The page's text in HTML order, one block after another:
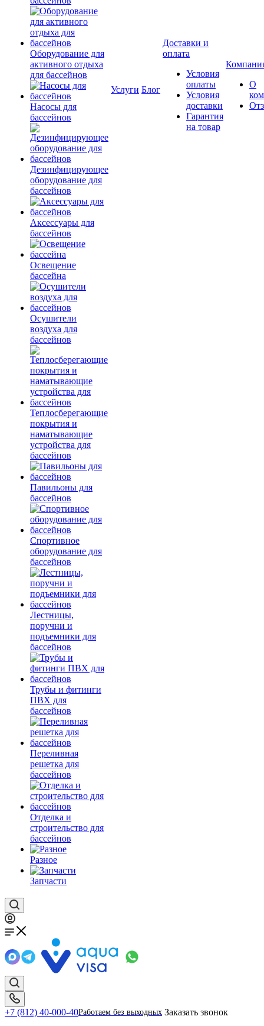
Оборудование для
активного отдыха
для бассейнов
Насосы для
бассейнов
Дезинфицирующее
оборудование для
бассейнов
Аксессуары для
бассейнов
Освещение
бассейна
Осушители
воздуха для
бассейнов
Теплосберегающие
покрытия и
наматывающие
устройства для
бассейнов
Павильоны для
бассейнов
Спортивное
оборудование для
бассейнов
Лестницы,
поручни и
подъемники для
бассейнов
Трубы и фитинги
ПВХ для
бассейнов
Переливная
решетка для
бассейнов
Отделка и
строительство для
бассейнов
Разное
Запчасти
Услуги Блог
Доставки и
оплата
Условия
оплаты
Условия
доставки
Гарантия
на товар
О
+7 (812) 40-000-40Работаем без выходных Заказать звонок